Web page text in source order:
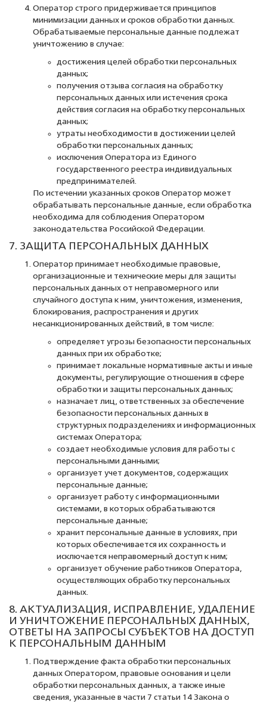
Оператор строго придерживается принципов
минимизации данных и сроков обработки данных.
Обрабатываемые персональные данные подлежат
уничтожению в случае:
достижения целей обработки персональных
данных;
получения отзыва согласия на обработку
персональных данных или истечения срока
действия согласия на обработку персональных
данных;
утраты необходимости в достижении целей
обработки персональных данных;
исключения Оператора из Единого
государственного реестра индивидуальных
предпринимателей.
По истечении указанных сроков Оператор может
обрабатывать персональные данные, если обработка
необходима для соблюдения Оператором
законодательства Российской Федерации.
7. ЗАЩИТА ПЕРСОНАЛЬНЫХ ДАННЫХ
Оператор принимает необходимые правовые,
организационные и технические меры для защиты
персональных данных от неправомерного или
случайного доступа к ним, уничтожения, изменения,
блокирования, распространения и других
несанкционированных действий, в том числе:
определяет угрозы безопасности персональных
данных при их обработке;
принимает локальные нормативные акты и иные
документы, регулирующие отношения в сфере
обработки и защиты персональных данных;
назначает лиц, ответственных за обеспечение
безопасности персональных данных в
структурных подразделениях и информационных
системах Оператора;
создает необходимые условия для работы с
персональными данными;
организует учет документов, содержащих
персональные данные;
организует работу с информационными
системами, в которых обрабатываются
персональные данные;
хранит персональные данные в условиях, при
которых обеспечивается их сохранность и
исключается неправомерный доступ к ним;
организует обучение работников Оператора,
осуществляющих обработку персональных
данных.
8. АКТУАЛИЗАЦИЯ, ИСПРАВЛЕНИЕ, УДАЛЕНИЕ
И УНИЧТОЖЕНИЕ ПЕРСОНАЛЬНЫХ ДАННЫХ,
ОТВЕТЫ НА ЗАПРОСЫ СУБЪЕКТОВ НА ДОСТУП
К ПЕРСОНАЛЬНЫМ ДАННЫМ
Подтверждение факта обработки персональных
данных Оператором, правовые основания и цели
обработки персональных данных, а также иные
сведения, указанные в части 7 статьи 14 Закона о